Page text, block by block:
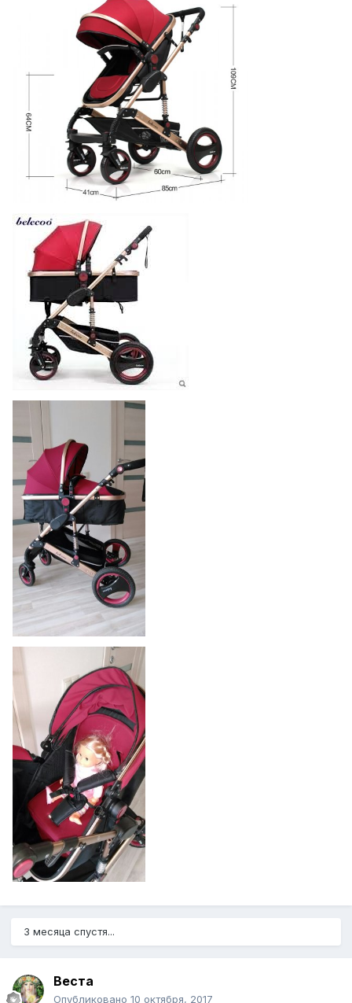
3 месяца спустя...
Веста
Опубликовано 10 октября, 2017